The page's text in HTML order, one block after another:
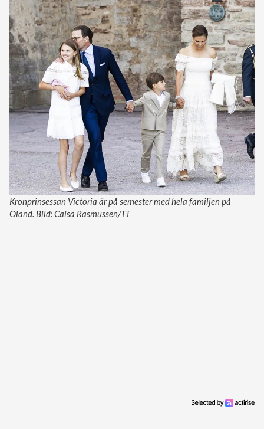
Kronprinsessan Victoria är på semester med hela familjen på
Öland. Bild: Caisa Rasmussen/TT